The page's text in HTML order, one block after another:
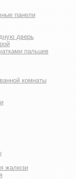
панели
дверь
пальцев
комнаты
жалюзи